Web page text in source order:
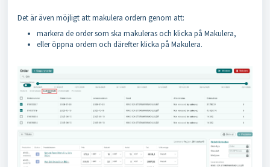
Det är även möjligt att makulera ordern genom att:
markera de order som ska makuleras och klicka på Makulera,
eller öppna ordern och därefter klicka på Makulera.